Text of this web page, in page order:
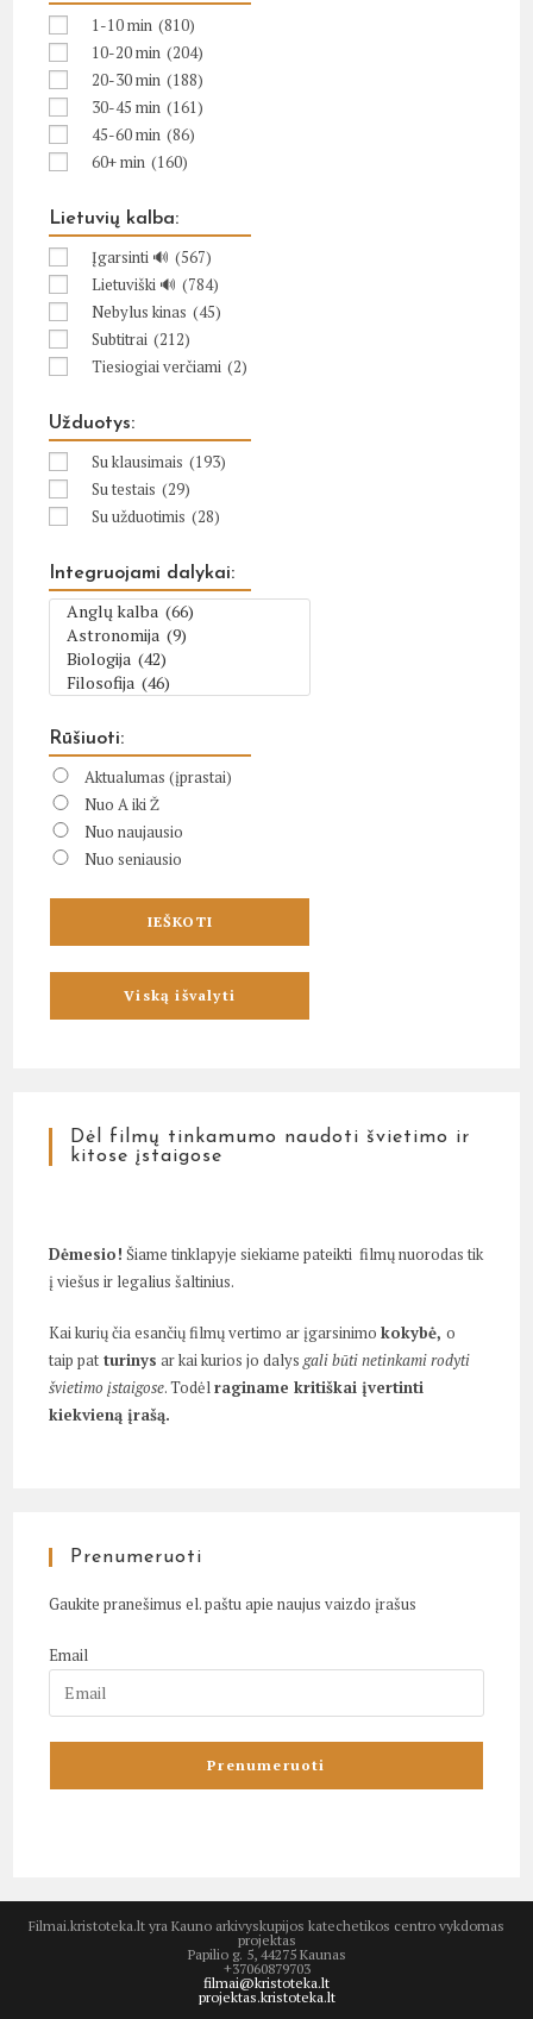
1-10 min (810)
10-20 min (204)
20-30 min (188)
30-45 min (161)
45-60 min (86)
60+ min (160)
Lietuvių kalba:
Įgarsinti 🔊 (567)
Lietuviški 🔊 (784)
Nebylus kinas (45)
Subtitrai (212)
Tiesiogiai verčiami (2)
Užduotys:
Su klausimais (193)
Su testais (29)
Su užduotimis (28)
Integruojami dalykai:
Rūšiuoti:
Aktualumas (įprastai)
Nuo A iki Ž
Nuo naujausio
Nuo seniausio
Dėl filmų tinkamumo naudoti švietimo ir
kitose įstaigose
Dėmesio! Šiame tinklapyje siekiame pateikti filmų nuorodas tik
į viešus ir legalius šaltinius.
Kai kurių čia esančių filmų vertimo ar įgarsinimokokybė,o
taip pat turinys ar kai kurios jo dalysgali būti netinkami rodyti
švietimo įstaigose. Todėlraginame kritiškai įvertinti
kiekvieną įrašą.
Prenumeruoti
Gaukite pranešimus el. paštu apie naujus vaizdo įrašus
Email
Filmai.kristoteka.lt yra Kauno arkivyskupijos katechetikos centro vykdomas
projektas
Papilio g. 5, 44275 Kaunas
+37060879703
filmai@kristoteka.lt
projektas.kristoteka.lt